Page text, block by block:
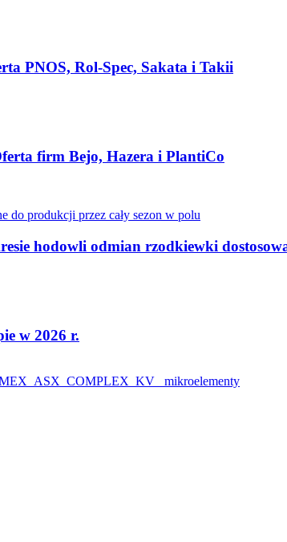
PNOS, Rol-Spec, Sakata i Takii
firm Bejo, Hazera i PlantiCo
hodowli odmian rzodkiewki
w 2026 r.